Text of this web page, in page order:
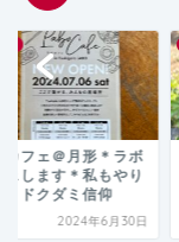
カフェ＠月形＊ラボ
ェします＊私もやり
＊ドクダミ信仰
2024年6月30日